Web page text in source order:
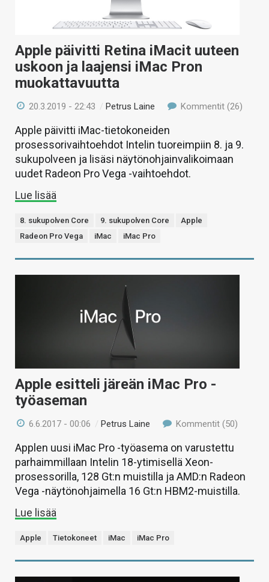
Apple päivitti Retina iMacit uuteen
uskoon ja laajensi iMac Pron
muokattavuutta
20.3.2019 - 22:43 / Petrus Laine Kommentit (26)
Apple päivitti iMac-tietokoneiden
prosessorivaihtoehdot Intelin tuoreimpiin 8. ja 9.
sukupolveen ja lisäsi näytönohjainvalikoimaan
uudet Radeon Pro Vega -vaihtoehdot.
Lue lisää
8. sukupolven Core 9. sukupolven Core
Apple
Radeon Pro Vega
iMac iMac Pro
Apple esitteli järeän iMac Pro -
työaseman
6.6.2017 - 00:06 /Petrus Laine Kommentit (50)
Applen uusi iMac Pro -työasema on varustettu
parhaimmillaan Intelin 18-ytimisellä Xeon-
prosessorilla, 128 Gt:n muistilla ja AMD:n Radeon
Vega -näytönohjaimella 16 Gt:n HBM2-muistilla.
Lue lisää
Apple Tietokoneet iMac iMac Pro